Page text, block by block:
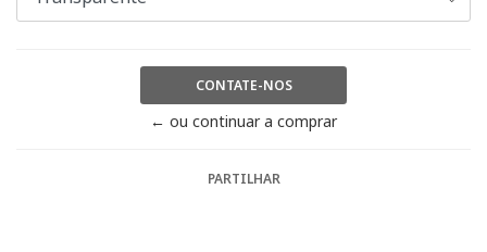
CONTATE-NOS
← ou continuar a comprar
PARTILHAR